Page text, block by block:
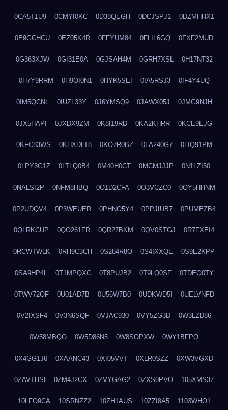
0CA5T1U9 0CMYI0KC 0D38QEGH 0DCJSPJ1 0DZMHHX1
0E9GCHCU 0EZ05K4R 0FFYUM84 0FLIL6GQ 0FXF2MUD
0G363XJW 0GI31E0A 0GJSAH4M 0GRH7XSL 0H17NT32
0H7Y9RRM 0H9OI0N1 0HYK5SEI 0IA5RSJ3 0IF4Y4UQ
0IM5QCNL 0IUZL33Y 0J6YMSQ9 0JAWX05J 0JMG9NJH
0JX5HAPI 0JXDX9ZM 0K8I19RD 0KA2KHRR 0KCE9EJG
0KFC83WS 0KHXDLT8 0KO7R0BZ 0LA240G7 0LIQ91PM
0LPY3G1Z 0LTLQ0B4 0M40H0CT 0MCMJJJP 0N1LZI50
0NALSI2P 0NFM8HBQ 0O1D2CFA 0O3VCZC0 0OY5HHNM
0P2UDQV4 0P3WEUER 0PHNO5Y4 0PPJIUB7 0PUMEZB4
0QLRKCUP 0QO261FR 0QR27BKM 0QV0STGJ 0R7FXEI4
0RCWTWLK 0RH9C3CH 0S284R8O 0S4IXXQE 0S9E2KPP
0SA9HP4L 0T1MPQXC 0T8PUJB2 0T9LQ0SF 0TDEQ0TY
0TWV72OF 0U01AD7B 0U56W7B0 0UDKWD5I 0UELVNFD
0V2IXSF4 0V3N6SQF 0VJAC930 0VY5ZG3D 0W3LZD86
0W58MBQO 0W5D86N5 0W8SOPXW 0WY1BFPQ
0X4GG1J6 0XAANC43 0XI05VVT 0XLR0SZZ 0XW3VGXD
0ZAVTHSI 0ZM4J2CX 0ZVYGAG2 0ZXS0PVO 105XMS37
10LFO9CA 10SRNZZ2 10ZH1AUS 10ZZI8A5 1103WHO1